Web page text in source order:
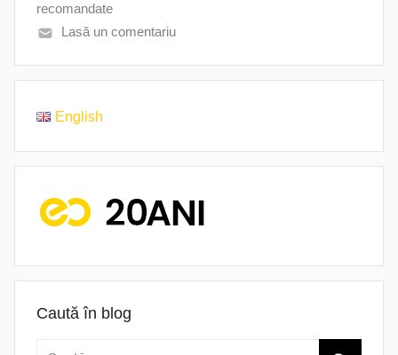
recomandate
Lasă un comentariu
English
Caută în blog